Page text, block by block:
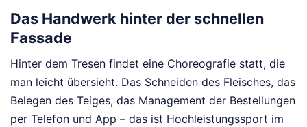
Das Handwerk hinter der schnellen
Fassade
Hinter dem Tresen findet eine Choreografie statt, die
man leicht übersieht. Das Schneiden des Fleisches, das
Belegen des Teiges, das Management der Bestellungen
per Telefon und App – das ist Hochleistungssport im